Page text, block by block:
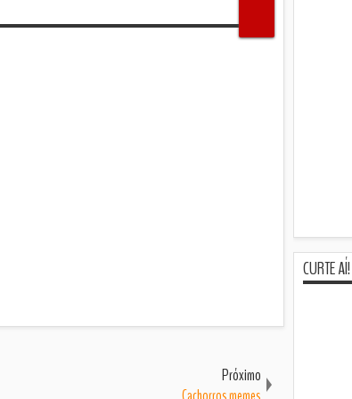
Próximo
CURTE AÍ!